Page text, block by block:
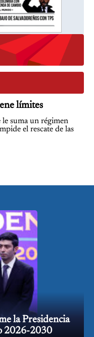
límites
le suma un régimen
el rescate de las
la Presidencia
2026-2030